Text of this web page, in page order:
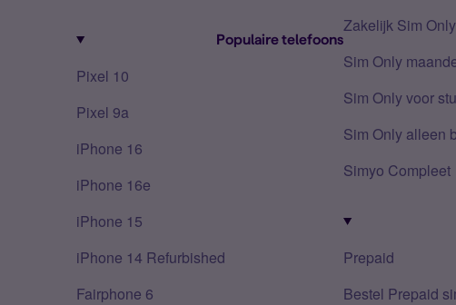
Populaire telefoons
Pixel 10
Pixel 9a
iPhone 16
iPhone 16e
iPhone 15
iPhone 14 Refurbished
Fairphone 6
Zakelijk Sim
Sim Only
Sim Only voor
Sim Only alleen
Simyo Compleet
Prepaid
Bestel Prepaid